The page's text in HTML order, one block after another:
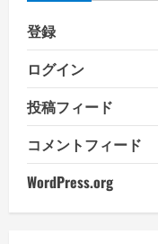
登録
ログイン
投稿フィード
コメントフィード
WordPress.org